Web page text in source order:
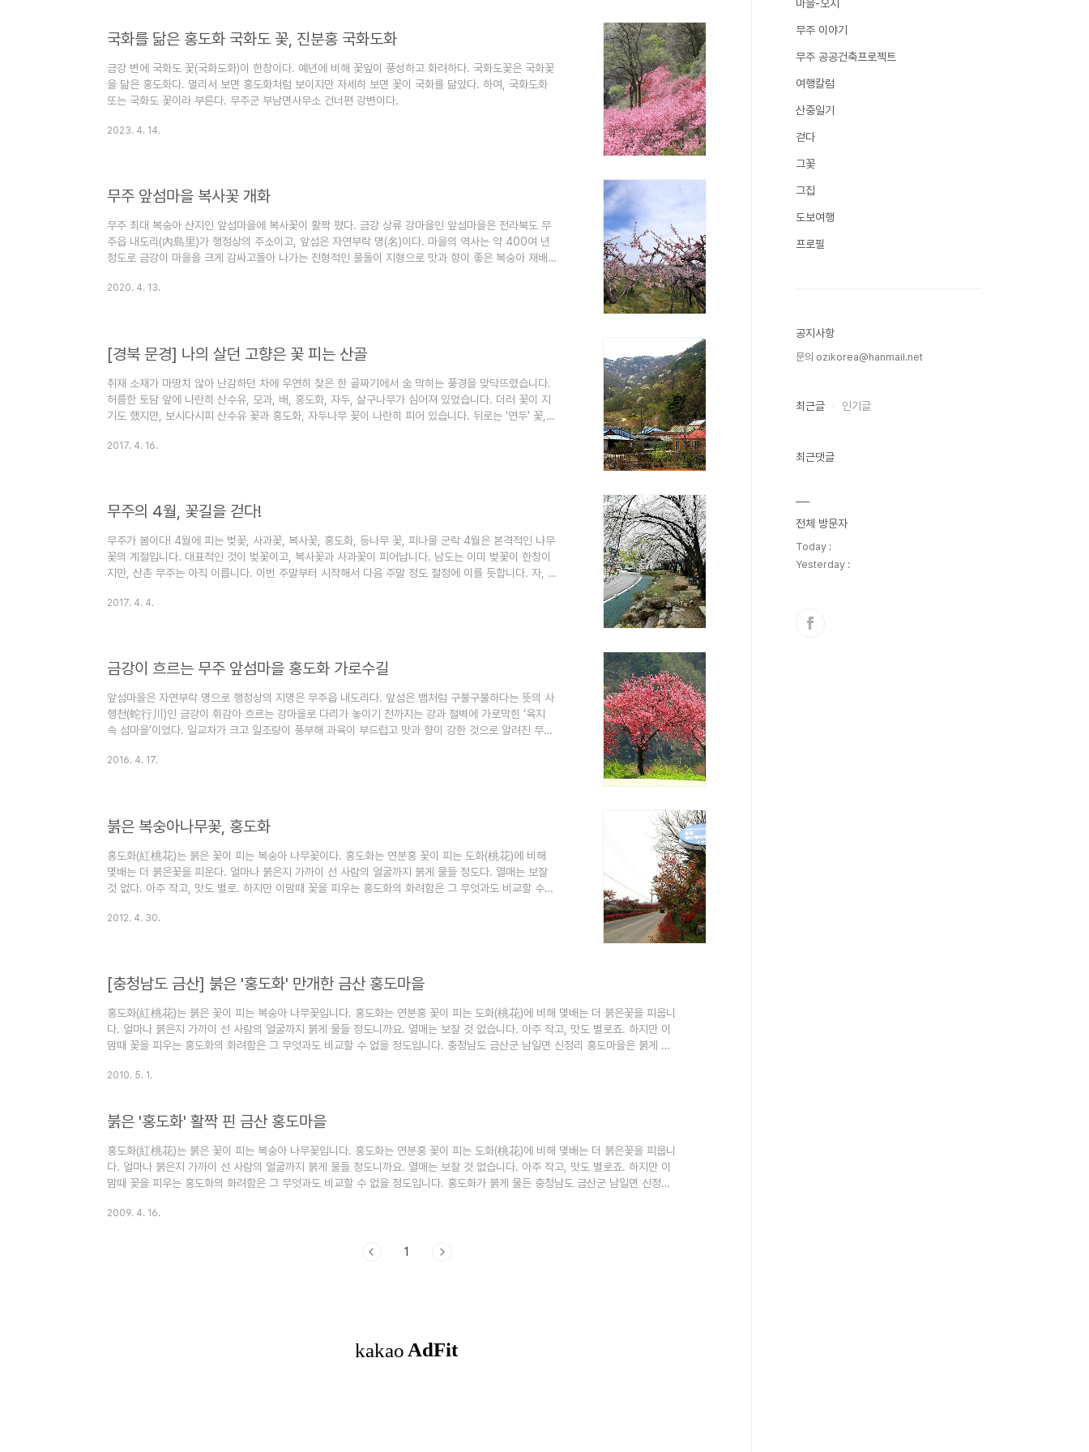
국화를 닮은 홍도화 국화도 꽃, 진분홍 국화도화
금강 변에 국화도 꽃(국화도화)이 한창이다. 예년에 비해 꽃잎이 풍성하고 화려하다. 국화도꽃은 국화꽃
을 닮은 홍도화다. 멀리서 보면 홍도화처럼 보이지만 자세히 보면 꽃이 국화를 닮았다. 하여, 국화도화
또는 국화도 꽃이라 부른다. 무주군 부남면사무소 건너편 강변이다.
2023. 4. 14.
무주 앞섬마을 복사꽃 개화
무주 최대 복숭아 산지인 앞섬마을에 복사꽃이 활짝 폈다. 금강 상류 강마을인 앞섬마을은 전라북도 무
주읍 내도리(內島里)가 행정상의 주소이고, 앞섬은 자연부락 명(名)이다. 마을의 역사는 약 400여 년
정도로 금강이 마을을 크게 감싸고돌아 나가는 전형적인 물돌이 지형으로 맛과 향이 좋은 복숭아 재배
2020. 4. 13.
[경북 문경] 나의 살던 고향은 꽃 피는 산골
취재 소재가 마땅치 않아 난감하던 차에 우연히 찾은 한 골짜기에서 숨 막히는 풍경을 맞닥뜨렸습니다.
허름한 토담 앞에 나란히 산수유, 모과, 배, 홍도화, 자두, 살구나무가 심어져 있었습니다. 더러 꽃이 지
기도 했지만, 보시다시피 산수유 꽃과 홍도화, 자두나무 꽃이 나란히 피어 있습니다. 뒤로는 '연두' 꽃,
르니까요. 각설하고, 이런 경우를 횡재라고 하죠. 네, 어제 저는 횡재를 했습니다. 보기만 해도 배가 부
2017. 4. 16.
무주의 4월, 꽃길을 걷다!
무주가 봄이다! 4월에 피는 벚꽃, 사과꽃, 복사꽃, 홍도화, 등나무 꽃, 피나물 군락 4월은 본격적인 나무
꽃의 계절입니다. 대표적인 것이 벚꽃이고, 복사꽃과 사과꽃이 피어납니다. 남도는 이미 벚꽃이 한창이
지만, 산촌 무주는 아직 이릅니다. 이번 주말부터 시작해서 다음 주말 정도 절정에 이를 듯합니다. 자, 4
사과꽃이 피고, 이색적인 공간에서 만나는 등나무 꽃이 있습니다. 또 해발 1천 미터 산정에서 만나는 노
2017. 4. 4.
금강이 흐르는 무주 앞섬마을 홍도화 가로수길
앞섬마을은 자연부락 명으로 행정상의 지명은 무주읍 내도리다. 앞섬은 뱀처럼 구불구불하다는 뜻의 사
행천(蛇行川)인 금강이 휘감아 흐르는 강마을로 다리가 놓이기 전까지는 강과 절벽에 가로막힌 ‘육지
속 섬마을’이었다. 일교차가 크고 일조량이 풍부해 과육이 부드럽고 맛과 향이 강한 것으로 알려진 무주
로 심어진 홍도화가 만발했다. 홍도화 가로수길은 앞섬(전도) 다리에서 뒷섬(후도) 다리 입구까지 이어
2016. 4. 17.
붉은 복숭아나무꽃, 홍도화
홍도화(紅桃花)는 붉은 꽃이 피는 복숭아 나무꽃이다. 홍도화는 연분홍 꽃이 피는 도화(桃花)에 비해
몇배는 더 붉은꽃을 피운다. 얼마나 붉은지 가까이 선 사람의 얼굴까지 붉게 물들 정도다. 열매는 보잘
것 없다. 아주 작고, 맛도 별로. 하지만 이맘때 꽃을 피우는 홍도화의 화려함은 그 무엇과도 비교할 수
는 끝났지만, 여전히 꽃은 붉게 피어 있다. 축제가 끝난 후라 고요하다. 지나는 길에 잠시 들렀다. 매년
2012. 4. 30.
[충청남도 금산] 붉은 '홍도화' 만개한 금산 홍도마을
홍도화(紅桃花)는 붉은 꽃이 피는 복숭아 나무꽃입니다. 홍도화는 연분홍 꽃이 피는 도화(桃花)에 비해 몇배는 더 붉은꽃을 피웁니
다. 얼마나 붉은지 가까이 선 사람의 얼굴까지 붉게 물들 정도니까요. 열매는 보잘 것 없습니다. 아주 작고, 맛도 별로죠. 하지만 이
맘때 꽃을 피우는 홍도화의 화려함은 그 무엇과도 비교할 수 없을 정도입니다. 충청남도 금산군 남일면 신정리 홍도마을은 붉게 핀
을 일주일 늦췄지만, 꽃은 이번주가 절정으로 보입니다. 참 묘한 봄날씨 때문에 꽃도 고생이 많습니다. 축제 후 찾은 마을은 고요합
2010. 5. 1.
붉은 '홍도화' 활짝 핀 금산 홍도마을
홍도화(紅桃花)는 붉은 꽃이 피는 복숭아 나무꽃입니다. 홍도화는 연분홍 꽃이 피는 도화(桃花)에 비해 몇배는 더 붉은꽃을 피웁니
다. 얼마나 붉은지 가까이 선 사람의 얼굴까지 붉게 물들 정도니까요. 열매는 보잘 것 없습니다. 아주 작고, 맛도 별로죠. 하지만 이
맘때 꽃을 피우는 홍도화의 화려함은 그 무엇과도 비교할 수 없을 정도입니다. 홍도화가 붉게 물든 충청남도 금산군 남일면 신정리
은 온통 붉은 물이 들었습니다. 금산 읍내에서 10여 분 거리인 홍도마을 주변 가로수는 홍도화입니다. 봄꽃같지 않은 때아닌 붉은
2009. 4. 16.
1
마을-오지
무주 이야기
무주 공공건축프로젝트
여행칼럼
산중일기
걷다
그꽃
그집
도보여행
프로필
공지사항
문의 ozikorea@hanmail.net
최근글 인기글
최근댓글
전체 방문자
Today :
Yesterday :